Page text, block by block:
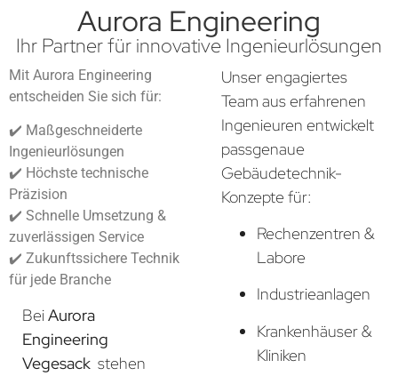
Aurora Engineering
Ihr Partner für innovative Ingenieurlösungen
Mit Aurora Engineering
entscheiden Sie sich für:
✔️ Maßgeschneiderte
Ingenieurlösungen
✔️ Höchste technische
Präzision
✔️ Schnelle Umsetzung &
zuverlässigen Service
✔️ Zukunftssichere Technik
für jede Branche
BeiAurora
Engineering
Vegesack stehen
Unser engagiertes
Team aus erfahrenen
Ingenieuren entwickelt
passgenaue
Gebäudetechnik-
Konzepte für:
Rechenzentren &
Labore
Industrieanlagen
Krankenhäuser &
Kliniken